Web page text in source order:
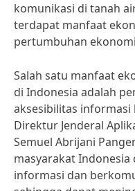
komunikasi di tanah
terdapat manfaat
pertumbuhan
Salah satu manfaat
di Indonesia adalah
aksesibilitas
Direktur Jenderal
Semuel Abrijani
masyarakat
informasi dan